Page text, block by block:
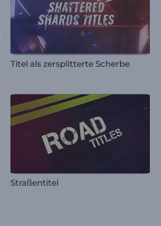
Titel als zersplitterte Scherbe
Straßentitel